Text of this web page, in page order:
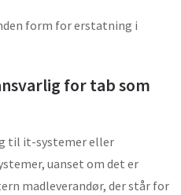
form for erstatning i
for tab som
til it-systemer eller
uanset om det er
madleverandør, der står for